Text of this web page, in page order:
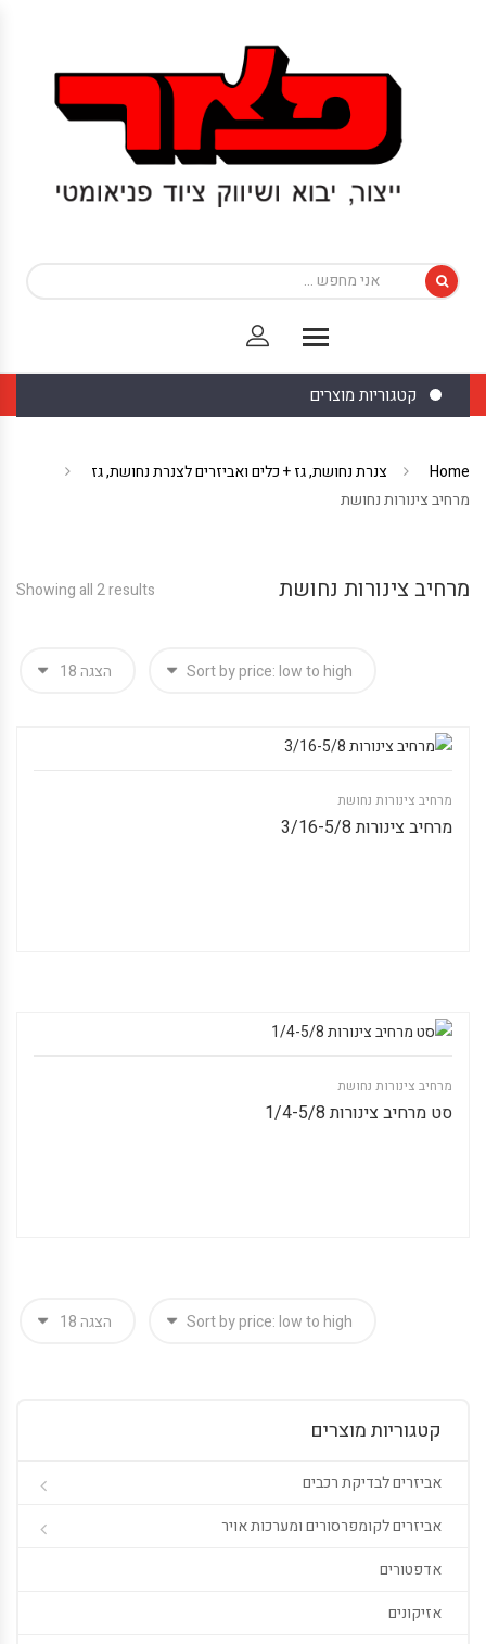
קטגוריות מוצרים
Home
צנרת נחושת, גז + כלים ואביזרים לצנרת נחושת, גז
מרחיב צינורות נחושת
מרחיב צינורות נחושת Showing all 2 results
מרחיב צינורות נחושת
מרחיב צינורות 3/16-5/8
מרחיב צינורות נחושת
סט מרחיב צינורות 1/4-5/8
קטגוריות מוצרים
אביזרים לבדיקת רכבים
אביזרים לקומפרסורים ומערכות אויר
אדפטורים
אזיקונים